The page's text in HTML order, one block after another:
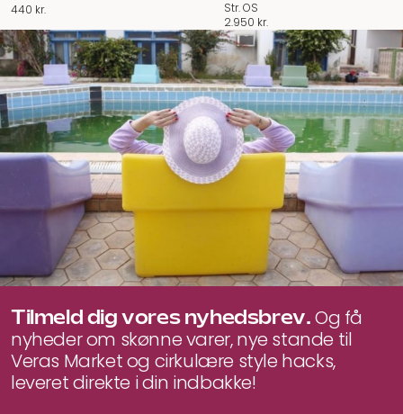
440 kr.
Str. OS
2.950 kr.
Tilmeld dig vores nyhedsbrev.Og få
nyheder om skønne varer, nye stande til
Veras Market og cirkulære style hacks,
leveret direkte i din indbakke!